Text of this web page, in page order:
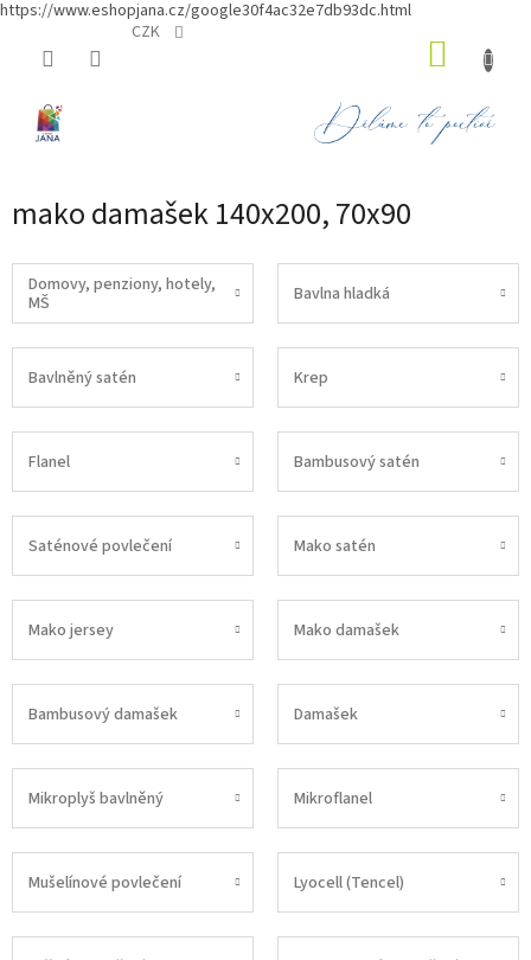
https://www.eshopjana.cz/google30f4ac32e7db93dc.html
CZK
mako damašek 140x200, 70x90
Domovy, penziony, hotely,
MŠ
Bavlna hladká
Bavlněný satén Krep
Flanel Bambusový satén
Saténové povlečení Mako satén
Mako jersey Mako damašek
Bambusový damašek Damašek
Mikroplyš bavlněný Mikroflanel
Mušelínové povlečení Lyocell (Tencel)